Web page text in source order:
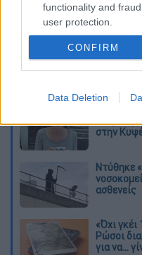
functionality and
user protection.
CONFIRM
Data Deletion
Διαβάστε ακόμη
στο
στην
Ντύθηκε
ασθενείς
«Όχι
Ρώσοι
για να...